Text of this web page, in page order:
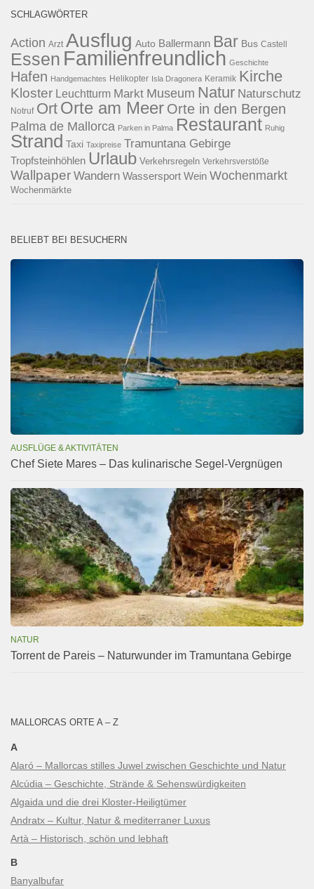
SCHLAGWÖRTER
Action Arzt Ausflug Auto Ballermann Bar Bus Castell
Essen Familienfreundlich Geschichte
Hafen Handgemachtes Helikopter Isla Dragonera Keramik Kirche
Kloster Leuchtturm Markt Museum Natur Naturschutz
Notruf Ort Orte am Meer Orte in den Bergen
Palma de Mallorca Parken in Palma Restaurant Ruhig
Strand Taxi Taxipreise Tramuntana Gebirge
Tropfsteinhöhlen Urlaub Verkehrsregeln Verkehrsverstöße
Wallpaper Wandern Wassersport Wein Wochenmarkt
Wochenmärkte
BELIEBT BEI BESUCHERN
AUSFLÜGE & AKTIVITÄTEN
Chef Siete Mares – Das kulinarische Segel-Vergnügen
NATUR
Torrent de Pareis – Naturwunder im Tramuntana Gebirge
MALLORCAS ORTE A – Z
A
Alaró – Mallorcas stilles Juwel zwischen Geschichte und Natur
Alcúdia – Geschichte, Strände & Sehenswürdigkeiten
Algaida und die drei Kloster-Heiligtümer
Andratx – Kultur, Natur & mediterraner Luxus
Artà – Historisch, schön und lebhaft
B
Banyalbufar